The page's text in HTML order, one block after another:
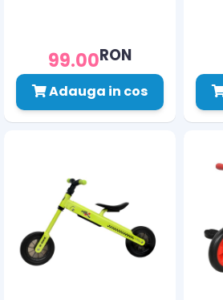
99.00RON
Adauga in cos